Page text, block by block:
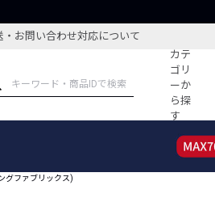
お問い合わせ対応について
カテ
ゴリ
ーか
ら探
す
特集記事
グファブリックス)